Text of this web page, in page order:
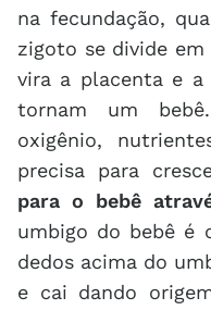
na fecundação,
zigoto se divide
vira a placenta e
tornam um
oxigênio,
precisa para
para o bebê
umbigo do bebê é
dedos acima do
e cai dando